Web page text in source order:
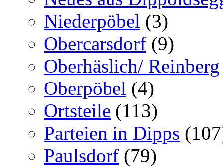
Niederpöbel (3)
Obercarsdorf (9)
Oberhäslich/ Reinberg
Oberpöbel (4)
Ortsteile (113)
Parteien in Dipps
Paulsdorf (79)